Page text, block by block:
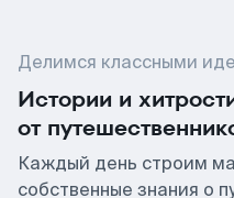
Делимся классными
Истории и
от
Каждый день строим
собственные знания о